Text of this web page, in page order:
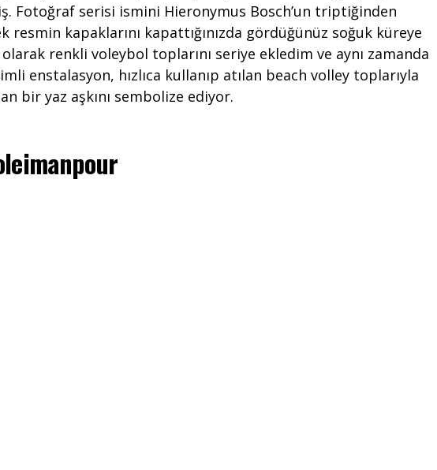
Fotoğraf serisi ismini Hieronymus Bosch’un triptiğinden
resmin kapaklarını kapattığınızda gördüğünüz soğuk küreye
renkli voleybol toplarını seriye ekledim ve aynı zamanda
enstalasyon, hızlıca kullanıp atılan beach volley toplarıyla
bir yaz aşkını sembolize ediyor.